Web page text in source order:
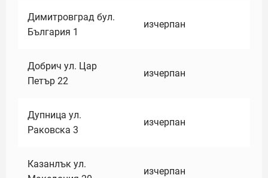
Димитровград бул.
България 1
изчерпан
Добрич ул. Цар
Петър 22
изчерпан
Дупница ул.
Раковска 3
изчерпан
Казанлък ул.
изчерпан